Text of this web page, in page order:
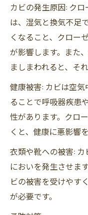
カビの発生原因: ク
は、湿気と換気不足
くなること、クロー
が影響します。また
ましまわれると、そ
健康被害: カビは空
ることで呼吸器疾患
性があります。クロ
くと、健康に悪影響
衣類や靴への被害:
においを発生させま
ビの被害を受けやす
が必要です。